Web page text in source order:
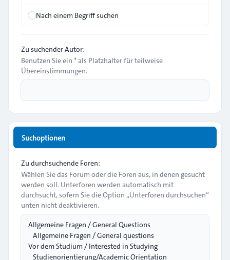
Nach einem Begriff suchen
Zu suchender Autor:
Benutzen Sie ein * als Platzhalter für teilweise
Übereinstimmungen.
Suchoptionen
Zu durchsuchende Foren:
Wählen Sie das Forum oder die Foren aus, in denen gesucht
werden soll. Unterforen werden automatisch mit
durchsucht, sofern Sie die Option „Unterforen durchsuchen“
unten nicht deaktivieren.